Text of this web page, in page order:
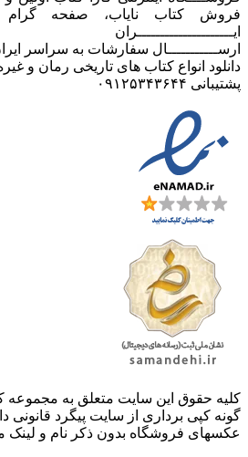
فروش کتاب نایاب، صفحه
ایـــــــــــــــــــــران
ارســـــــــــال سفارشات به سراسر
دانلود انواع کتاب های تاریخی رمان و
پشتیبانی ۰۹۱۲۵۳۴۳۶۴۴
کليه حقوق اين سايت متعلق به مجموعه
گونه کپی برداری از سایت پیگرد قانونی
عکسهای فروشگاه بدون ذکر نام و لینک